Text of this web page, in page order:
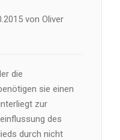
von Oliver
die
sie einen
zur
des
durch nicht